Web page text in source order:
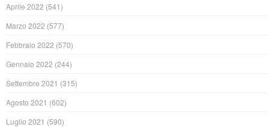
Aprile 2022 (541)
Marzo 2022 (577)
Febbraio 2022 (570)
Gennaio 2022 (244)
Settembre 2021 (315)
Agosto 2021 (602)
Luglio 2021 (590)